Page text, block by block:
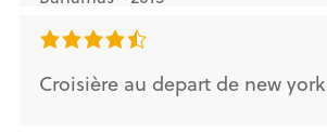
Croisière au depart de new york